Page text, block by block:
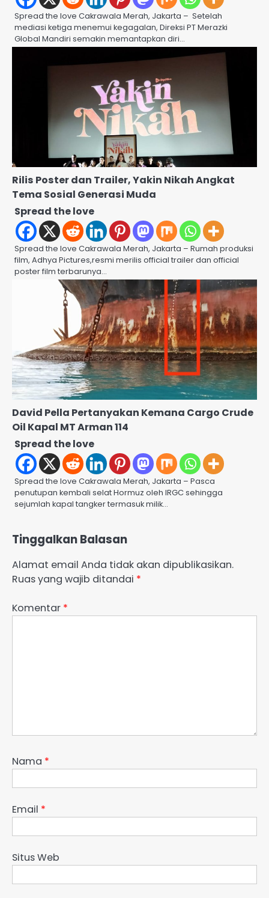
Spread the love Cakrawala Merah, Jakarta – Setelah
mediasi ketiga menemui kegagalan, Direksi PT Merazki
Global Mandiri semakin memantapkan diri…
Rilis Poster dan Trailer, Yakin Nikah Angkat
Tema Sosial Generasi Muda
Spread the love
Spread the love Cakrawala Merah, Jakarta – Rumah produksi
film, Adhya Pictures,resmi merilis official trailer dan official
poster film terbarunya…
David Pella Pertanyakan Kemana Cargo Crude
Oil Kapal MT Arman 114
Spread the love
Spread the love Cakrawala Merah, Jakarta – Pasca
penutupan kembali selat Hormuz oleh IRGC sehingga
sejumlah kapal tangker termasuk milik…
Tinggalkan Balasan
Alamat email Anda tidak akan dipublikasikan.
Ruas yang wajib ditandai *
Komentar *
Nama *
Email *
Situs Web